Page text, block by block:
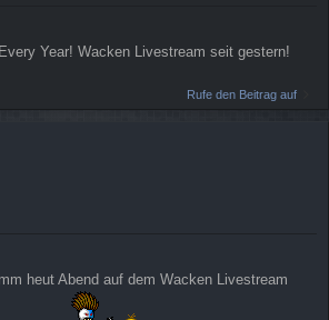
Year! Wacken Livestream seit gestern!
Rufe den Beitrag auf
heut Abend auf dem Wacken Livestream